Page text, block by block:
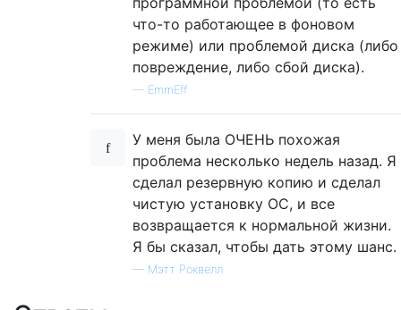
что-то работающее в фоновом
режиме) или проблемой диска (либо
повреждение, либо сбой диска).
— EmmEff
У меня была ОЧЕНЬ похожая
проблема несколько недель назад. Я
сделал резервную копию и сделал
чистую установку ОС, и все
возвращается к нормальной жизни.
Я бы сказал, чтобы дать этому шанс.
— Мэтт Роквелл